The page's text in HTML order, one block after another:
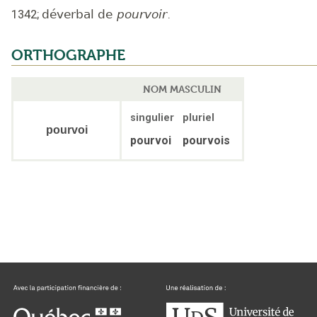
1342; déverbal de pourvoir.
ORTHOGRAPHE
NOM MASCULIN
pourvoi
singulier pluriel
pourvoi pourvois